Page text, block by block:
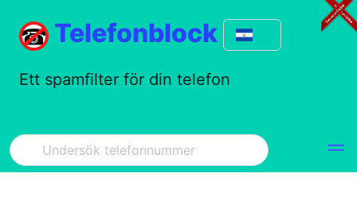
Telefonblock
Ett spamfilter för din telefon